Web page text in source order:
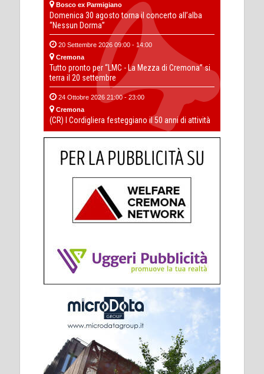
Bosco ex Parmigiano
Domenica 30 agosto torna il concerto all’alba
“Nessun Dorma”
20 Settembre 2026 09:00 - 14:00
Cremona
Tutto pronto per “LMC - La Mezza di Cremona” si
terra il 20 settembre
24 Ottobre 2026 21:00 - 23:00
Cremona
(CR) I Cordigliera festeggiano il 50 anni di attività